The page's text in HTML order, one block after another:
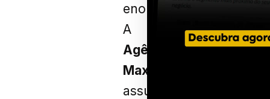
enorme.
A
Agência
Maximum
assumiu